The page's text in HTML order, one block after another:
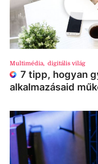
Multimédia, digitális világ
7 tipp, hogyan
alkalmazásaid